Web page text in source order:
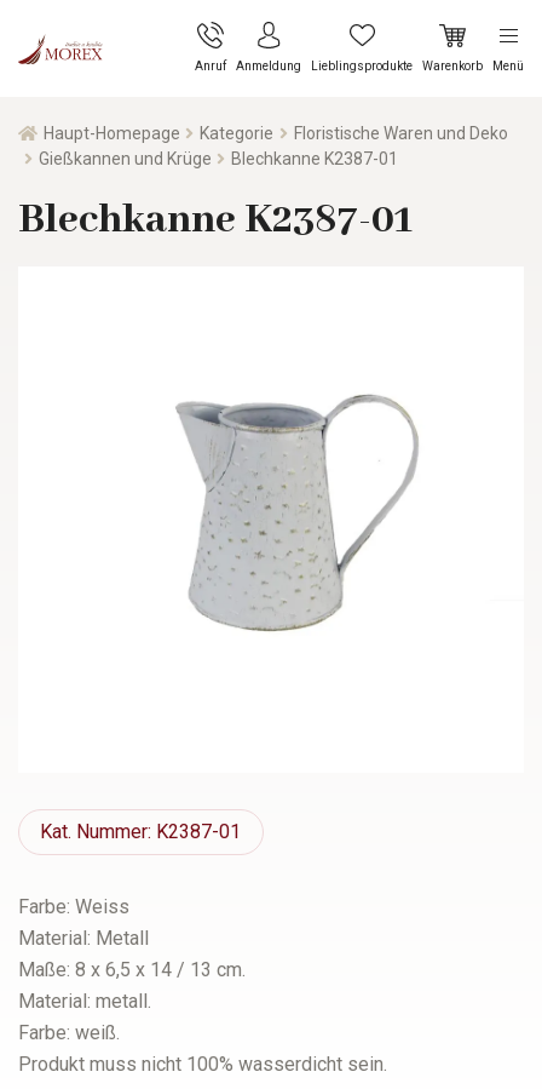
Anruf Anmeldung Lieblingsprodukte Warenkorb Menü
Haupt-Homepage Kategorie
Floristische Waren und Deko
Gießkannen und Krüge
Blechkanne K2387-01
Blechkanne K2387-01
Kat. Nummer: K2387-01
Farbe: Weiss
Material: Metall
Maße: 8 x 6,5 x 14 / 13 cm.
Material: metall.
Farbe: weiß.
Produkt muss nicht 100% wasserdicht sein.